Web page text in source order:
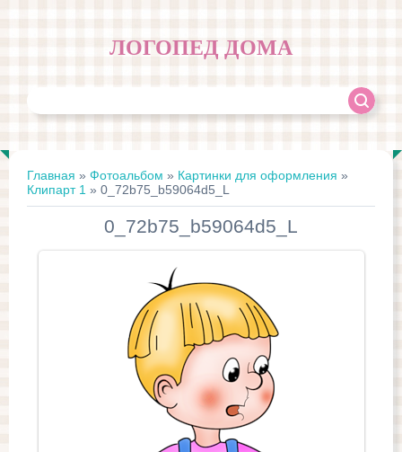
ЛОГОПЕД ДОМА
Главная » Фотоальбом » Картинки для оформления »
Клипарт 1 » 0_72b75_b59064d5_L
0_72b75_b59064d5_L